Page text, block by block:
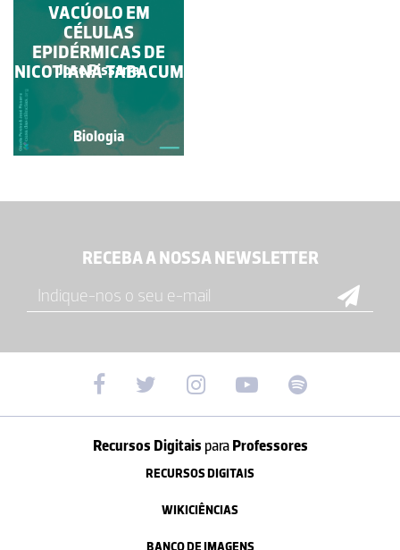
VACÚOLO EM
CÉLULAS
EPIDÉRMICAS DE
NICOTIANA TABACUM
Jose Pissarra
Biologia
RECEBA A NOSSA NEWSLETTER
Recursos Digitais paraProfessores
RECURSOS DIGITAIS
WIKICIÊNCIAS
BANCO DE IMAGENS